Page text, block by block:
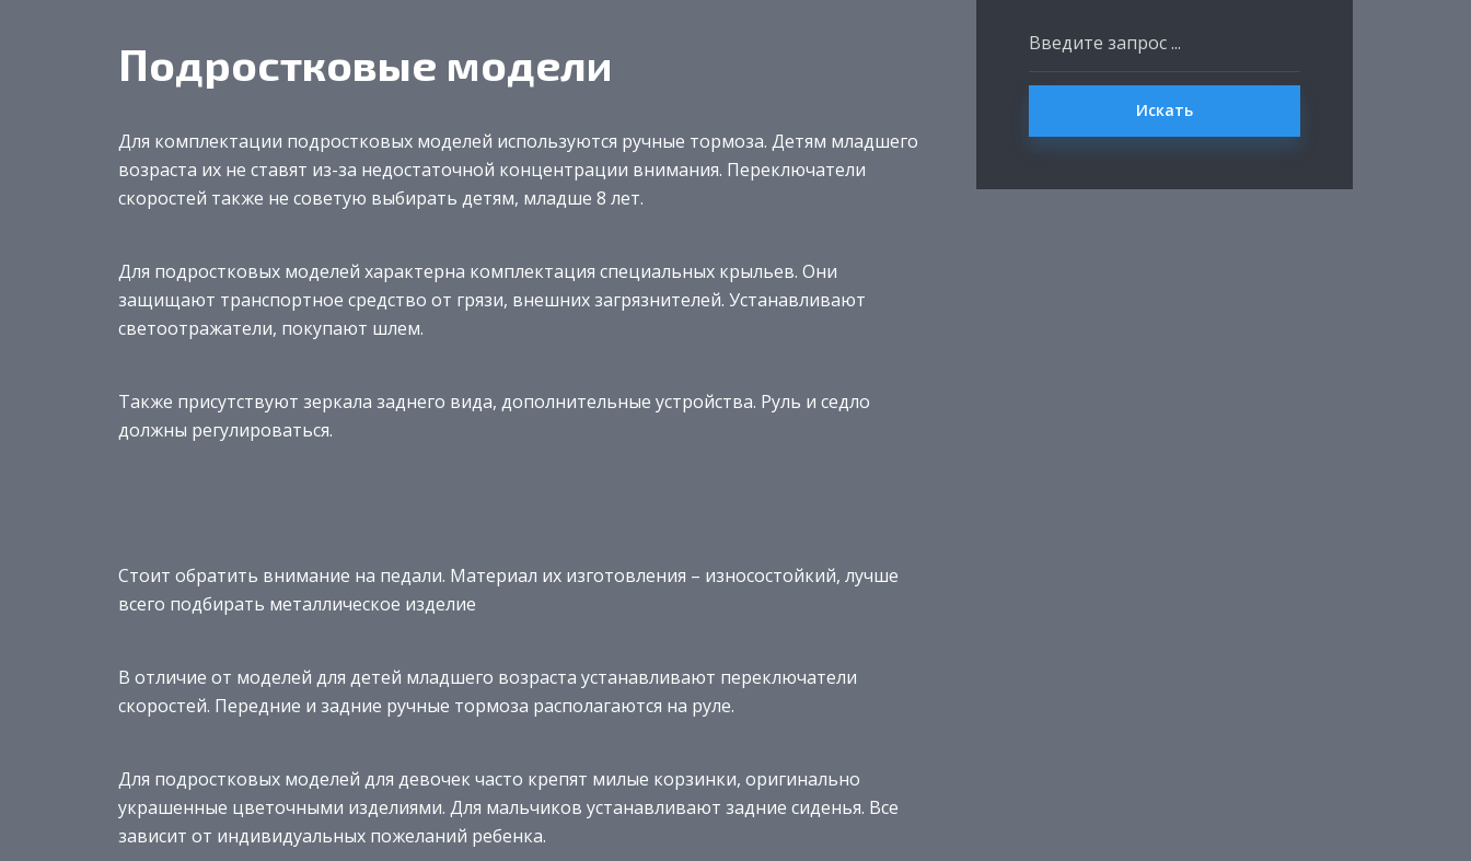
Подростковые модели
Для комплектации подростковых моделей используются ручные тормоза. Детям младшего
возраста их не ставят из-за недостаточной концентрации внимания. Переключатели
скоростей также не советую выбирать детям, младше 8 лет.
Для подростковых моделей характерна комплектация специальных крыльев. Они
защищают транспортное средство от грязи, внешних загрязнителей. Устанавливают
светоотражатели, покупают шлем.
Также присутствуют зеркала заднего вида, дополнительные устройства. Руль и седло
должны регулироваться.
Стоит обратить внимание на педали. Материал их изготовления – износостойкий, лучше
всего подбирать металлическое изделие
В отличие от моделей для детей младшего возраста устанавливают переключатели
скоростей. Передние и задние ручные тормоза располагаются на руле.
Для подростковых моделей для девочек часто крепят милые корзинки, оригинально
украшенные цветочными изделиями. Для мальчиков устанавливают задние сиденья. Все
зависит от индивидуальных пожеланий ребенка.
Искать